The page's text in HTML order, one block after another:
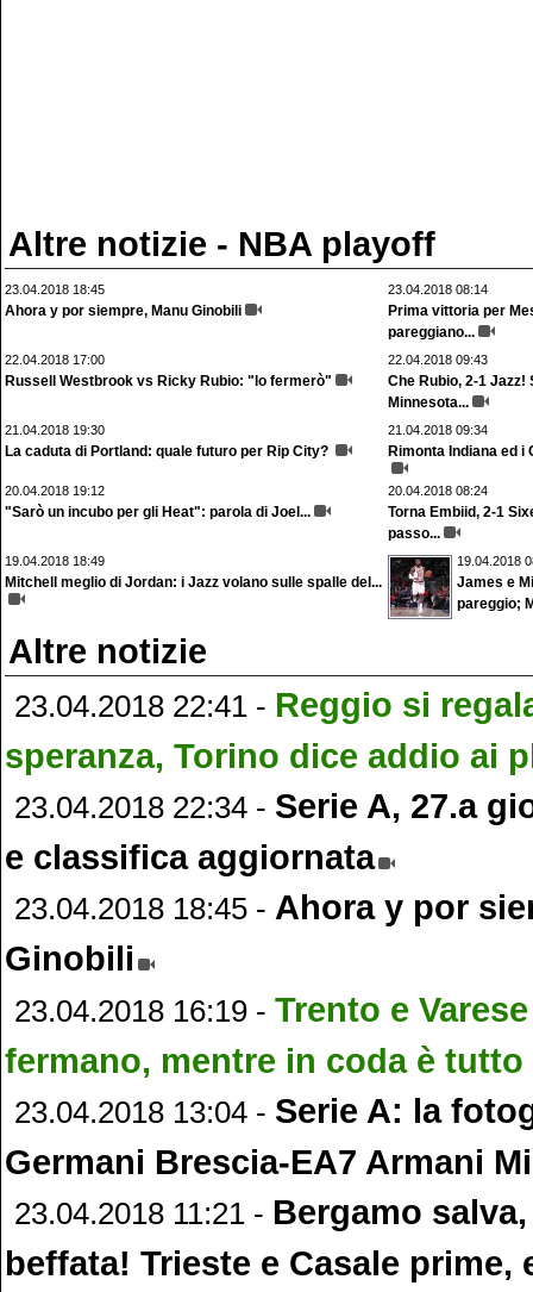
Altre notizie - NBA playoff
23.04.2018 18:45
Ahora y por siempre, Manu Ginobili
23.04.2018 08:14
Prima vittoria per
pareggiano...
22.04.2018 17:00
Russell Westbrook vs Ricky Rubio: "lo fermerò"
22.04.2018 09:43
Che Rubio, 2-1 Jazz!
Minnesota...
21.04.2018 19:30
La caduta di Portland: quale futuro per Rip City?
21.04.2018 09:34
Rimonta Indiana ed i
20.04.2018 19:12
"Sarò un incubo per gli Heat": parola di Joel...
20.04.2018 08:24
Torna Embiid, 2-1
passo...
19.04.2018 18:49
Mitchell meglio di Jordan: i Jazz volano sulle spalle del...
19.04.2018
James e
pareggio;
Altre notizie
23.04.2018 22:41 - Reggio si
speranza, Torino dice addio ai
23.04.2018 22:34 - Serie A, 27.a
e classifica aggiornata
23.04.2018 18:45 - Ahora y por
Ginobili
23.04.2018 16:19 - Trento e
fermano, mentre in coda è tutto
23.04.2018 13:04 - Serie A: la
Germani Brescia-EA7 Armani
23.04.2018 11:21 - Bergamo
beffata! Trieste e Casale prime,